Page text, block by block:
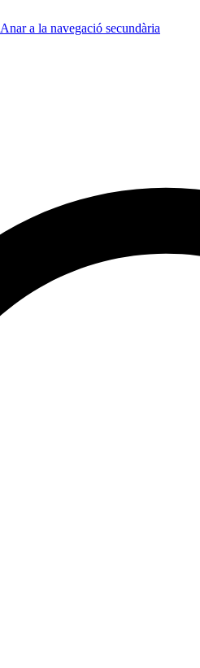
Anar a la navegació secundària